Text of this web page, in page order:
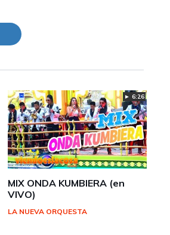
► 6:26
MIX ONDA KUMBIERA (en
VIVO)
LA NUEVA ORQUESTA